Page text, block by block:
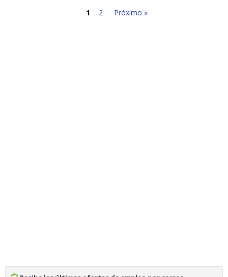
1 2 Próximo »